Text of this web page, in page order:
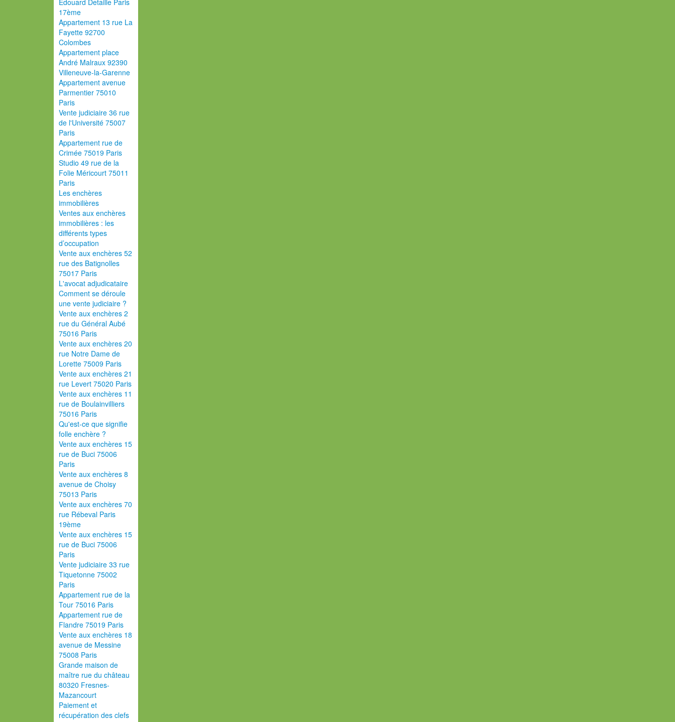
Edouard Detaille Paris
17ème
Appartement 13 rue La
Fayette 92700
Colombes
Appartement place
André Malraux 92390
Villeneuve-la-Garenne
Appartement avenue
Parmentier 75010
Paris
Vente judiciaire 36 rue
de l'Université 75007
Paris
Appartement rue de
Crimée 75019 Paris
Studio 49 rue de la
Folie Méricourt 75011
Paris
Les enchères
immobilières
Ventes aux enchères
immobilières : les
différents types
d’occupation
Vente aux enchères 52
rue des Batignolles
75017 Paris
L'avocat adjudicataire
Comment se déroule
une vente judiciaire ?
Vente aux enchères 2
rue du Général Aubé
75016 Paris
Vente aux enchères 20
rue Notre Dame de
Lorette 75009 Paris
Vente aux enchères 21
rue Levert 75020 Paris
Vente aux enchères 11
rue de Boulainvilliers
75016 Paris
Qu'est-ce que signifie
folle enchère ?
Vente aux enchères 15
rue de Buci 75006
Paris
Vente aux enchères 8
avenue de Choisy
75013 Paris
Vente aux enchères 70
rue Rébeval Paris
19ème
Vente aux enchères 15
rue de Buci 75006
Paris
Vente judiciaire 33 rue
Tiquetonne 75002
Paris
Appartement rue de la
Tour 75016 Paris
Appartement rue de
Flandre 75019 Paris
Vente aux enchères 18
avenue de Messine
75008 Paris
Grande maison de
maître rue du château
80320 Fresnes-
Mazancourt
Paiement et
récupération des clefs